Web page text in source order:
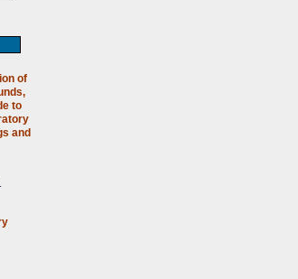
of
to
and